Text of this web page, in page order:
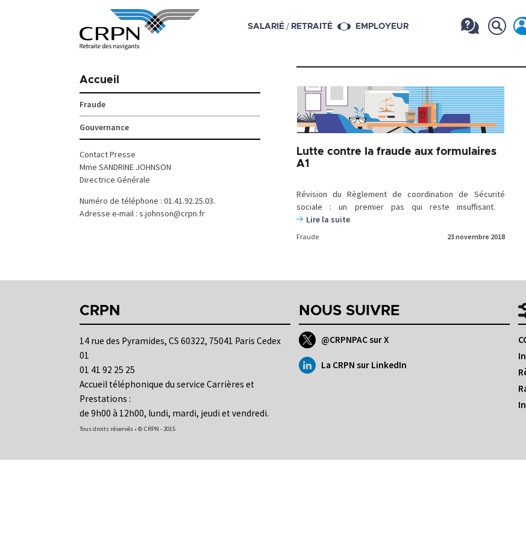
SALARIÉ / RETRAITÉ EMPLOYEUR
Lutte contre la fraude aux formulaires
A1
Révision du Règlement de coordination de Sécurité
sociale : un premier pas qui reste insuffisant.
Lire la suite
Fraude 23 novembre 2018
Accueil
Fraude
Gouvernance
Contact Presse
Mme SANDRINE JOHNSON
Directrice Générale
Numéro de téléphone : 01.41.92.25.03.
Adresse e-mail : s.johnson@crpn.fr
CRPN
14 rue des Pyramides, CS 60322, 75041 Paris Cedex
01
01 41 92 25 25
Accueil téléphonique du service Carrières et
Prestations :
de 9h00 à 12h00, lundi, mardi, jeudi et vendredi.
Tous droits réservés • © CRPN - 2015
NOUS SUIVRE
@CRPNPAC sur X
La CRPN sur LinkedIn